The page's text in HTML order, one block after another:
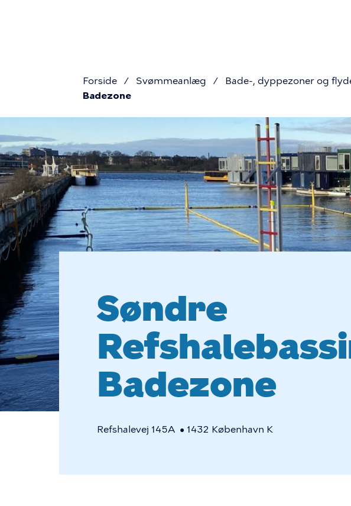
Brødkrumme
Forside Svømmeanlæg Bade-, dyppezoner og
Badezone
Søndre
Søndre
Badezone
Refshalevej 145A • 1432 København K